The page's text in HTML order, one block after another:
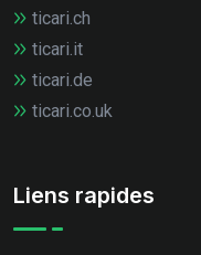
ticari.ch
ticari.it
ticari.de
ticari.co.uk
Liens rapides